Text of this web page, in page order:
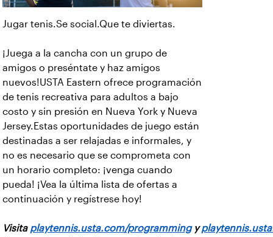
Jugar tenis.Se social.Que te diviertas.
¡Juega a la cancha con un grupo de
amigos o preséntate y haz amigos
nuevos!USTA Eastern ofrece programación
de tenis recreativa para adultos a bajo
costo y sin presión en Nueva York y Nueva
Jersey.Estas oportunidades de juego están
destinadas a ser relajadas e informales, y
no es necesario que se comprometa con
un horario completo: ¡venga cuando
pueda! ¡Vea la última lista de ofertas a
continuación y regístrese hoy!
Visita playtennis.usta.com/programmingy